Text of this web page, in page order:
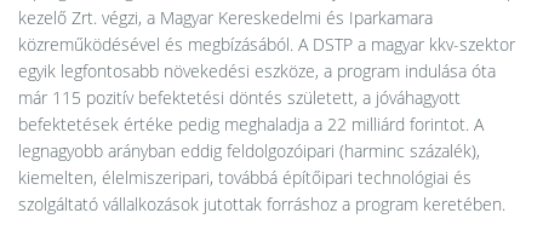
kezelő Zrt. végzi, a Magyar Kereskedelmi és Iparkamara
közreműködésével és megbízásából. A DSTP a magyar kkv-szektor
egyik legfontosabb növekedési eszköze, a program indulása óta
már 115 pozitív befektetési döntés született, a jóváhagyott
befektetések értéke pedig meghaladja a 22 milliárd forintot. A
legnagyobb arányban eddig feldolgozóipari (harminc százalék),
kiemelten, élelmiszeripari, továbbá építőipari technológiai és
szolgáltató vállalkozások jutottak forráshoz a program keretében.